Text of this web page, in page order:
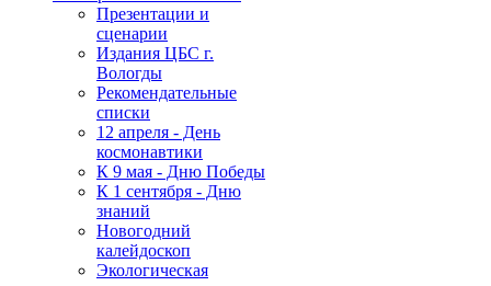
Презентации и
сценарии
Издания ЦБС г.
Вологды
Рекомендательные
списки
12 апреля - День
космонавтики
К 9 мая - Дню Победы
К 1 сентября - Дню
знаний
Новогодний
калейдоскоп
Экологическая